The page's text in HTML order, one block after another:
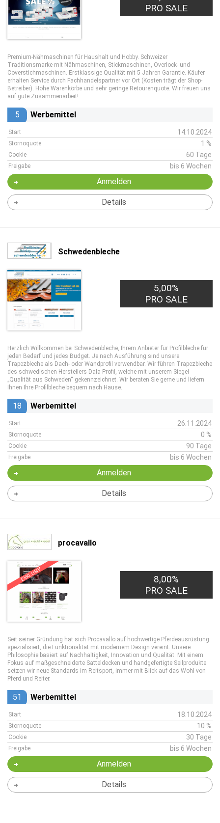
PRO SALE
Premium-Nähmaschinen für Haushalt und Hobby. Schweizer
Traditionsmarke mit Nähmaschinen, Stickmaschinen, Overlock- und
Coverstichmaschinen. Erstklassige Qualität mit 5 Jahren Garantie. Käufer
erhalten Service durch Fachhandelspartner vor Ort (Kosten trägt der Shop-
Betreiber). Hohe Warenkörbe und sehr geringe Retourenquote. Wir freuen uns
auf gute Zusammenarbeit!
5 Werbemittel
Start 14.10.2024
Stornoquote 1 %
Cookie 60 Tage
Freigabe bis 6 Wochen
Anmelden
Details
Schwedenbleche
5,00%
PRO SALE
Herzlich Willkommen bei Schwedenbleche, Ihrem Anbieter für Profilbleche für
jeden Bedarf und jedes Budget. Je nach Ausführung sind unsere
Trapezbleche als Dach- oder Wandprofil verwendbar. Wir führen Trapezbleche
des schwedischen Herstellers Dala Profil, welche mit unserem Siegel
„Qualität aus Schweden“ gekennzeichnet. Wir beraten Sie gerne und liefern
Ihnen Ihre Profilbleche bequem nach Hause.
18 Werbemittel
Start 26.11.2024
Stornoquote 0 %
Cookie 90 Tage
Freigabe bis 6 Wochen
Anmelden
Details
procavallo
EXKLUSIV
8,00%
PRO SALE
Seit seiner Gründung hat sich Procavallo auf hochwertige Pferdeausrüstung
spezialisiert, die Funktionalität mit modernem Design vereint. Unsere
Philosophie basiert auf Nachhaltigkeit, Innovation und Qualität. Mit einem
Fokus auf maßgeschneiderte Satteldecken und handgefertigte Seilprodukte
setzen wir neue Standards im Reitsport, immer mit Blick auf das Wohl von
Pferd und Reiter.
51 Werbemittel
Start 18.10.2024
Stornoquote 10 %
Cookie 30 Tage
Freigabe bis 6 Wochen
Anmelden
Details